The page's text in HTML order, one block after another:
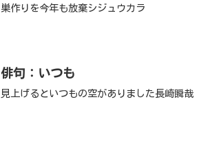
巣作りを今年も放棄シジュウカラ
俳句：いつも
見上げるといつもの空がありました長崎瞬哉